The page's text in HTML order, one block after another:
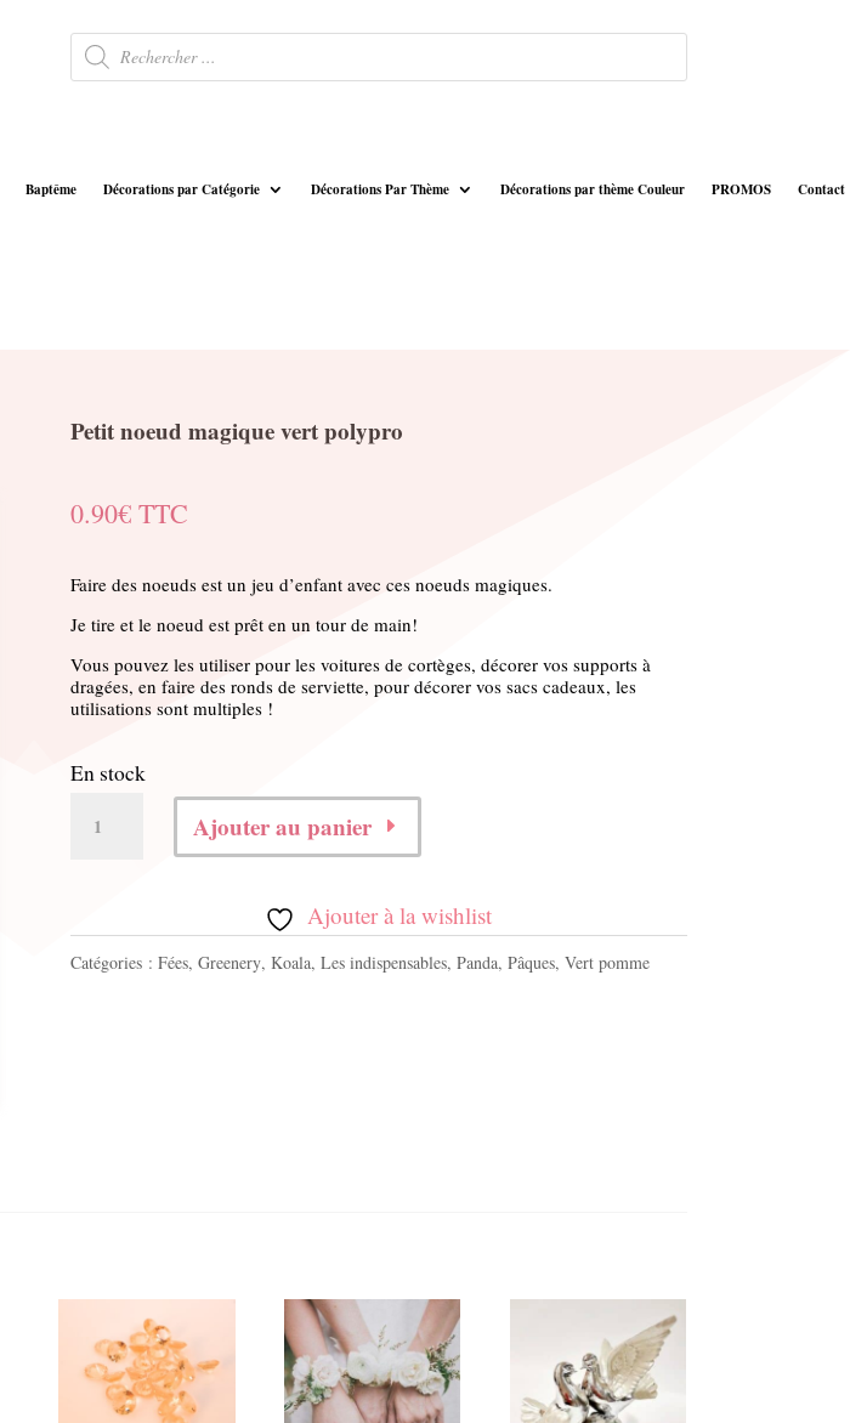
Recherche
de
produits
Baptême Décorations par Catégorie Décorations Par Thème Décorations par thème Couleur PROMOS Contact
Petit noeud magique vert polypro
0.90€ TTC
Faire des noeuds est un jeu d’enfant avec ces noeuds magiques.
Je tire et le noeud est prêt en un tour de main!
Vous pouvez les utiliser pour les voitures de cortèges, décorer vos supports à
dragées, en faire des ronds de serviette, pour décorer vos sacs cadeaux, les
utilisations sont multiples !
En stock
noeud
magique
Ajouter au panier
Ajouter à la wishlist
Catégories : Fées, Greenery, Koala, Les indispensables, Panda, Pâques, Vert pomme